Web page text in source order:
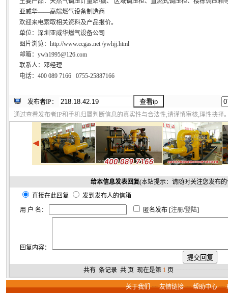
亚威华——高端燃气设备制造商
欢迎来电索取相关资料及产品报价。
单位：深圳亚威华燃气设备公司
图片浏览：http://www.ccgas.net /ywhjj.html
邮箱：ywh1995@126.com
联系人：邓经理
电话：400 089 7166 0755-25887166
发布者IP：
通过查看发布者IP和手机归属判断信息的真实性与合法性,请谨慎审核,理性抉择
给本信息发表回复(本站提示：请随时关注您发布
直接在此回复
发到发布人的信箱
用 户 名：
匿名发布 [注册/登陆]
回复内容：
共有 条记录 共 页 现在是第 1 页
关于我们┈友情链接┈帮助中心┈